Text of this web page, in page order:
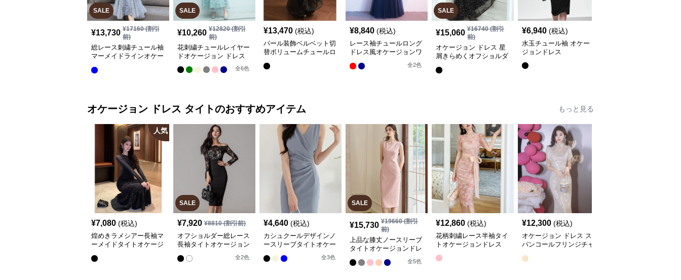
SALE
¥13,730 ¥17160(割引
前)
総レース刺繍チュール袖
マーメイドラインオケー
SALE
¥10,260 ¥12820(割引
前)
花刺繍チュールレイヤー
ドオケージョン ドレス
全6色
¥13,470 (税込)
パール装飾ベルベット切
替ボリュームチュールロ
¥8,840 (税込)
レース袖チュールロング
ドレス風オケージョンワ
全2色
SALE
¥15,060 ¥16740(割引
前)
オケージョン ドレス 星
屑きらめくオフショルダ
¥6,940 (税込)
水玉チュール袖 オケー
ジョンドレス
オケージョン ドレス タイトのおすすめアイテム もっと見る
人気
¥7,080 (税込)
煌めきラメシアー長袖マ
ーメイドタイトオケージ
SALE
¥7,920 ¥8810(割引前)
オフショルダー総レース
長袖タイトオケージョン
全2色
¥4,640 (税込)
カシュクールデザインノ
ースリーブタイトオケー
全3色
SALE
¥15,730 ¥19660(割引
前)
上品な膝丈ノースリーブ
タイトオケージョンドレ
全5色
¥12,860 (税込)
花柄刺繍レース半袖タイ
トオケージョンドレス
¥12,300 (税込)
オケージョン ドレス ス
パンコールフリンジチャ